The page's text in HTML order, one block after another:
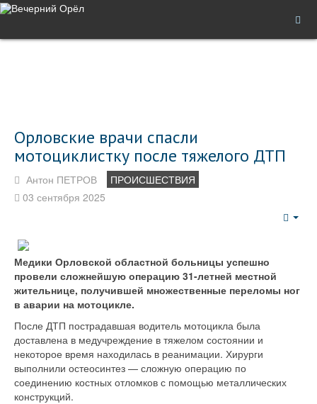
Орловские врачи спасли
мотоциклистку после тяжелого ДТП
Антон ПЕТРОВ
ПРОИСШЕСТВИЯ
03 сентября 2025
Медики Орловской областной больницы успешно
провели сложнейшую операцию 31-летней местной
жительнице, получившей множественные переломы ног
в аварии на мотоцикле.
После ДТП пострадавшая водитель мотоцикла была
доставлена в медучреждение в тяжелом состоянии и
некоторое время находилась в реанимации. Хирурги
выполнили остеосинтез — сложную операцию по
соединению костных отломков с помощью металлических
конструкций.